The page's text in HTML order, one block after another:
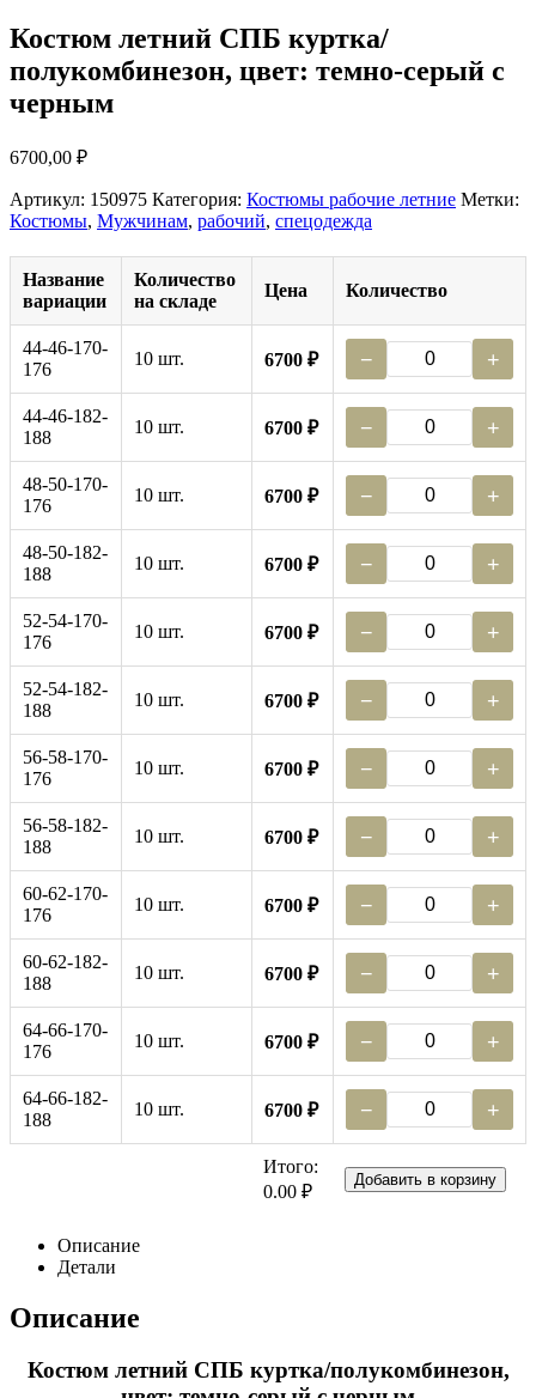
Костюм летний СПБ куртка/
полукомбинезон, цвет: темно-серый с
черным
6700,00 ₽
Артикул: 150975 Категория: Костюмы рабочие летние Метки:
Костюмы, Мужчинам, рабочий, спецодежда
Название
вариации
Количество
на складе
Цена Количество
44-46-170-
176
10 шт. 6700 ₽ − +
44-46-182-
188
10 шт. 6700 ₽ − +
48-50-170-
176
10 шт. 6700 ₽ − +
48-50-182-
188
10 шт. 6700 ₽ − +
52-54-170-
176
10 шт. 6700 ₽ − +
52-54-182-
188
10 шт. 6700 ₽ − +
56-58-170-
176
10 шт. 6700 ₽ − +
56-58-182-
188
10 шт. 6700 ₽ − +
60-62-170-
176
10 шт. 6700 ₽ − +
60-62-182-
188
10 шт. 6700 ₽ − +
64-66-170-
176
10 шт. 6700 ₽ − +
64-66-182-
188
10 шт. 6700 ₽ − +
Итого:
0.00 ₽
Добавить в корзину
Описание
Детали
Описание
Костюм летний СПБ куртка/полукомбинезон,